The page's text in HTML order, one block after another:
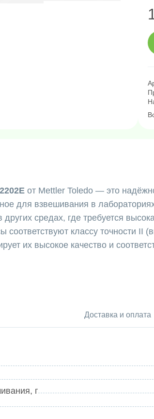
от Mettler Toledo — это
для взвешивания в
средах, где требуется
соответствуют классу точности II
их высокое качество и
г
немецкий, французский,
ввода данных проекта (дата,
Доставка и оплата
г